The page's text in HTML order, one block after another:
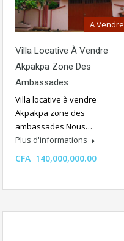
A Vendre
Villa Locative À Vendre
Akpakpa Zone Des
Ambassades
Villa locative à vendre
Akpakpa zone des
ambassades Nous…
Plus d'informations
CFA 140,000,000.00